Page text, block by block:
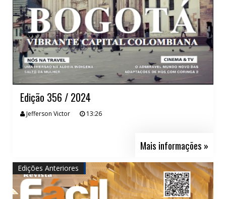
Edição 356 / 2024
Jefferson Victor 13:26
Mais informações »
Edições Anteriores